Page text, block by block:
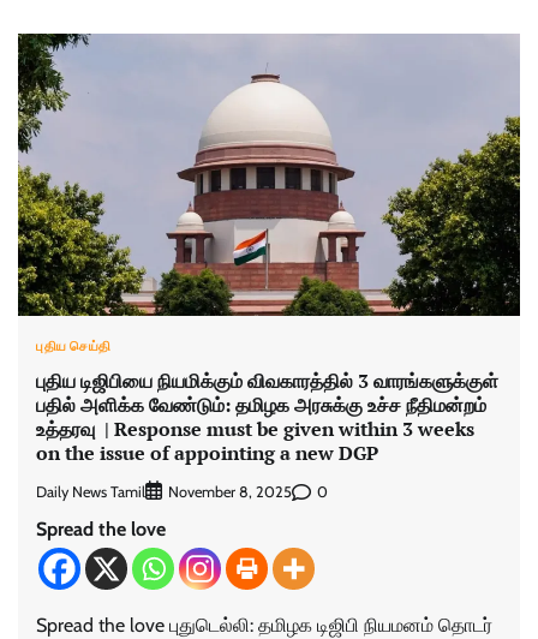
புதிய செய்தி
புதிய டிஜிபியை நியமிக்கும் விவகாரத்தில் 3 வாரங்களுக்குள்
பதில் அளிக்க வேண்டும்: தமிழக அரசுக்கு உச்ச நீதிமன்றம்
உத்தரவு | Response must be given within 3 weeks
on the issue of appointing a new DGP
Daily News Tamil November 8, 2025 0
Spread the love
Spread the love புதுடெல்லி: தமிழக டிஜிபி நியமனம் தொடர்​